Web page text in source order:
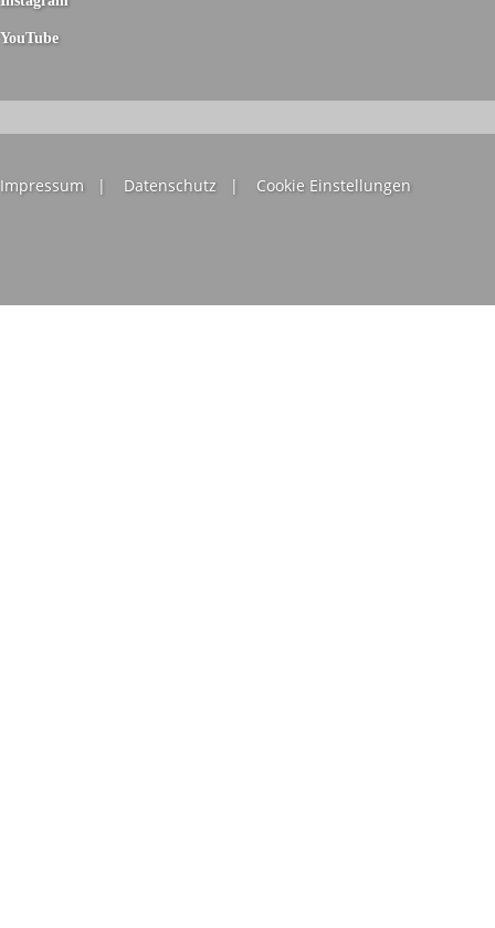
YouTubeYouTube
Impressum | Datenschutz | Cookie Einstellungen